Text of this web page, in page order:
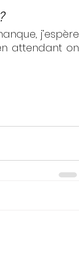
j’espère
attendant on